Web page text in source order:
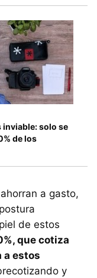
inviable: solo se
de los
a gasto,
de estos
que cotiza
a estos
y